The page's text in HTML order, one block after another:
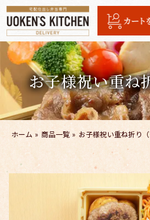
コ
ン
テ
ン
ツ
へ
ス
キ
プ
お子様祝い重ね
ホーム » 商品一覧 » お子様祝い重ね折り（